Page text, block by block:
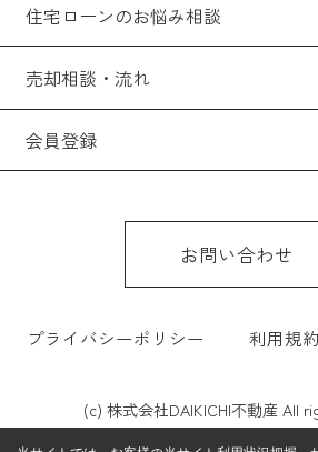
住宅ローンのお悩み相談
売却相談・流れ
会員登録
お問い合わせ
プライバシーポリシー 利用規約
(c) 株式会社DAIKICHI不動産 All